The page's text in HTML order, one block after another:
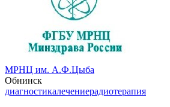
МРНЦ им. А.Ф.Цыба
Обнинск
диагностикалечениерадиотерапия